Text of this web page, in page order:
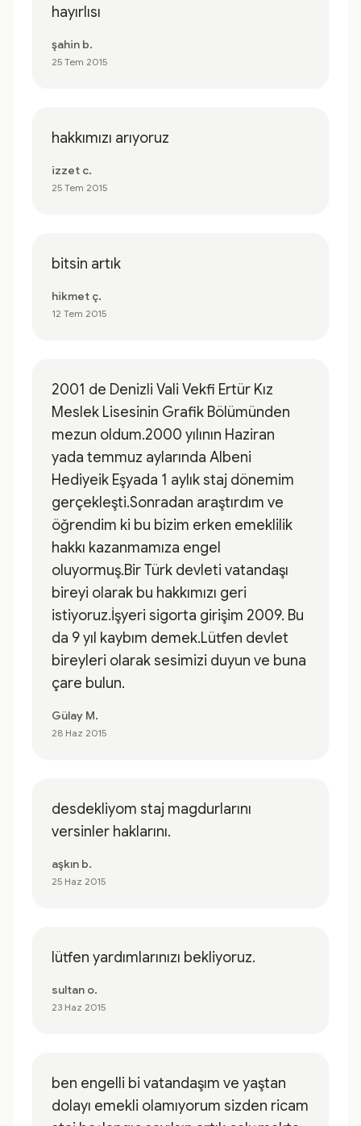
hayırlısı
şahin b.
25 Tem 2015
hakkımızı arıyoruz
izzet c.
25 Tem 2015
bitsin artık
hikmet ç.
12 Tem 2015
2001 de Denizli Vali Vekfi Ertür Kız
Meslek Lisesinin Grafik Bölümünden
mezun oldum.2000 yılının Haziran
yada temmuz aylarında Albeni
Hediyeik Eşyada 1 aylık staj dönemim
gerçekleşti.Sonradan araştırdım ve
öğrendim ki bu bizim erken emeklilik
hakkı kazanmamıza engel
oluyormuş.Bir Türk devleti vatandaşı
bireyi olarak bu hakkımızı geri
istiyoruz.İşyeri sigorta girişim 2009. Bu
da 9 yıl kaybım demek.Lütfen devlet
bireyleri olarak sesimizi duyun ve buna
çare bulun.
Gülay M.
28 Haz 2015
desdekliyom staj magdurlarını
versinler haklarını.
aşkın b.
25 Haz 2015
lütfen yardımlarınızı bekliyoruz.
sultan o.
23 Haz 2015
ben engelli bi vatandaşım ve yaştan
dolayı emekli olamıyorum sizden ricam